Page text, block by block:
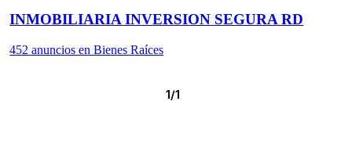
INMOBILIARIA INVERSION SEGURA RD
452 anuncios en Bienes Raíces
1/1